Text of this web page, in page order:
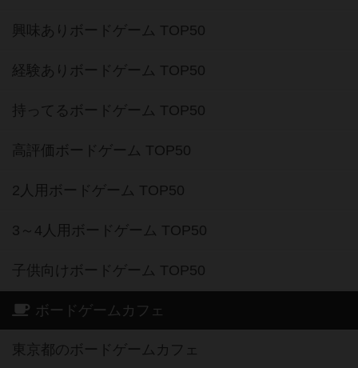
興味ありボードゲーム TOP50
経験ありボードゲーム TOP50
持ってるボードゲーム TOP50
高評価ボードゲーム TOP50
2人用ボードゲーム TOP50
3～4人用ボードゲーム TOP50
子供向けボードゲーム TOP50
ボードゲームカフェ
東京都のボードゲームカフェ